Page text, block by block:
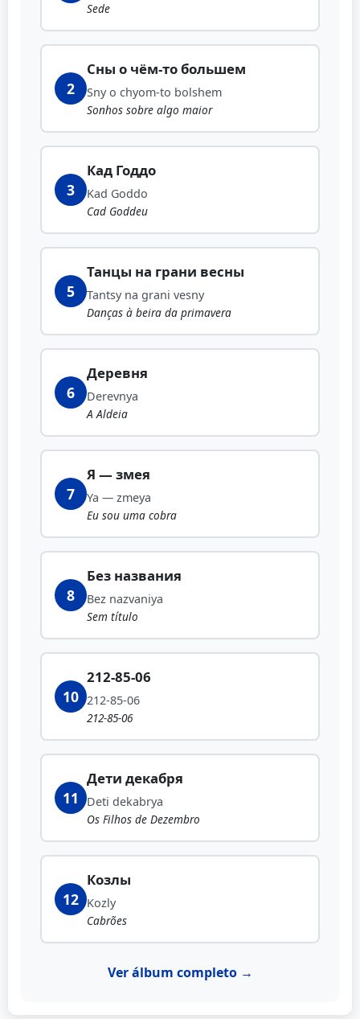
Sede
2
Сны о чём-то большем
Sny o chyom-to bolshem
Sonhos sobre algo maior
3
Кад Годдо
Kad Goddo
Cad Goddeu
5
Танцы на грани весны
Tantsy na grani vesny
Danças à beira da primavera
6
Деревня
Derevnya
A Aldeia
7
Я — змея
Ya — zmeya
Eu sou uma cobra
8
Без названия
Bez nazvaniya
Sem título
10
212-85-06
212-85-06
212-85-06
11
Дети декабря
Deti dekabrya
Os Filhos de Dezembro
12
Козлы
Kozly
Cabrões
Ver álbum completo →